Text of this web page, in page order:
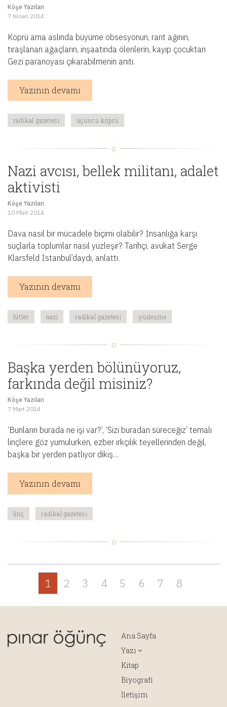
Köşe Yazıları
7 Nisan 2014
Köprü ama aslında büyüme obsesyonun, rant ağının,
tıraşlanan ağaçların, inşaatında ölenlerin, kayıp çocuktan
Gezi paranoyası çıkarabilmenin anıtı.
Yazının devamı
radikal gazetesi üçüncü köprü
Nazi avcısı, bellek militanı, adalet
aktivisti
Köşe Yazıları
10 Mart 2014
Dava nasıl bir mücadele biçimi olabilir? İnsanlığa karşı
suçlarla toplumlar nasıl yüzleşir? Tarihçi, avukat Serge
Klarsfeld İstanbul’daydı, anlattı.
Yazının devamı
hitler nazi radikal gazetesi yüzleşme
Başka yerden bölünüyoruz,
farkında değil misiniz?
Köşe Yazıları
7 Mart 2014
‘Bunların burada ne işi var?’, ‘Sizi buradan süreceğiz’ temalı
linçlere göz yumulurken, ezber ırkçılık teyellerinden değil,
başka bir yerden patlıyor dikiş…
Yazının devamı
linç radikal gazetesi
1 2 3 4 5 6 7 8
Ana Sayfa
Yazı
Kitap
Biyografi
İletişim